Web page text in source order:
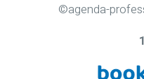
©agenda-